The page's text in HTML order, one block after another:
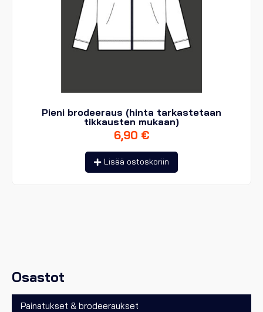
Osastot
Painatukset & brodeeraukset
Pieni brodeeraus (hinta tarkastetaan
tikkausten mukaan)
6,90 €
Lisää ostoskoriin